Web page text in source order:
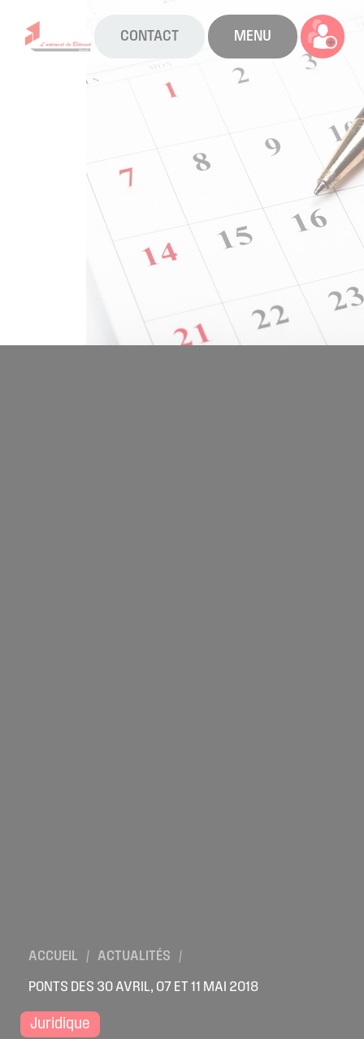
CONTACT MENU
Agenda
Actualités
Boîte à outils
Boutique
Contact
ACCUEIL / ACTUALITÉS
/
PONTS DES 30 AVRIL, 07 ET 11 MAI 2018
Juridique